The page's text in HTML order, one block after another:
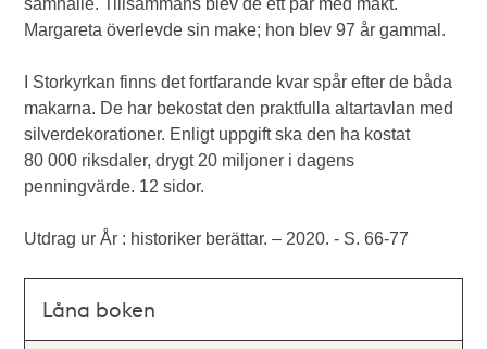
samhälle. Tillsammans blev de ett par med makt.
Margareta överlevde sin make; hon blev 97 år gammal.
I Storkyrkan finns det fortfarande kvar spår efter de båda
makarna. De har bekostat den praktfulla altartavlan med
silverdekorationer. Enligt uppgift ska den ha kostat
80 000 riksdaler, drygt 20 miljoner i dagens
penningvärde. 12 sidor.
Utdrag ur År : historiker berättar. – 2020. - S. 66-77
Låna boken